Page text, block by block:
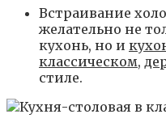
Встраивание
желательно не
кухонь, но и
классическом,
стиле.